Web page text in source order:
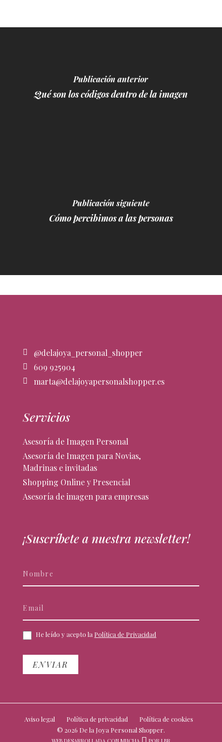
Publicación anterior
Qué son los códigos dentro de la imagen
Publicación siguiente
Cómo percibimos a las personas
@delajoya_personal_shopper
609 925904
marta@delajoyapersonalshopper.es
Servicios
Asesoría de Imagen Personal
Asesoría de Imagen para Novias,
Madrinas e invitadas
Shopping Online y Presencial
Asesoría de imagen para empresas
¡Suscríbete a nuestra newsletter!
He leído y acepto la Política de Privacidad
ENVIAR
eres
deja
en
© 2026 De la Joya Personal Shopper.
Aviso legal Política de privacidad Política de cookies